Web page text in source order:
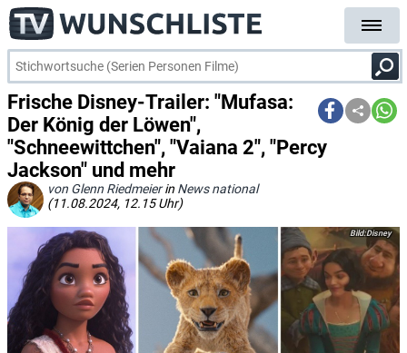
Frische Disney-Trailer: "Mufasa:
Der König der Löwen",
"Schneewittchen", "Vaiana 2", "Percy
Jackson" und mehr
von Glenn Riedmeierin News national
(11.08.2024, 12.15 Uhr)
Disney